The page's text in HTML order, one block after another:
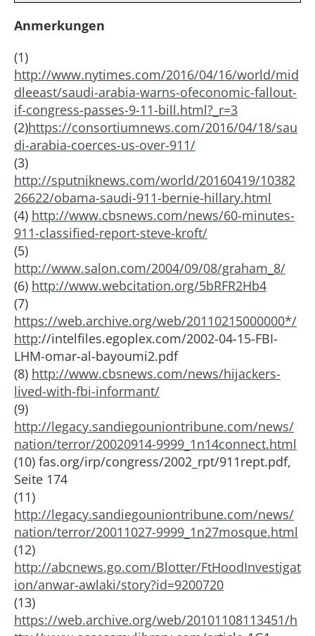
Anmerkungen
(1)
http://www.nytimes.com/2016/04/16/world/mid
dleeast/saudi-arabia-warns-ofeconomic-fallout-
if-congress-passes-9-11-bill.html?_r=3
(2)https://consortiumnews.com/2016/04/18/sau
di-arabia-coerces-us-over-911/
(3)
http://sputniknews.com/world/20160419/10382
26622/obama-saudi-911-bernie-hillary.html
(4) http://www.cbsnews.com/news/60-minutes-
911-classified-report-steve-kroft/
(5)
http://www.salon.com/2004/09/08/graham_8/
(6) http://www.webcitation.org/5bRFR2Hb4
(7)
https://web.archive.org/web/20110215000000*/
http://intelfiles.egoplex.com/2002-04-15-FBI-
LHM-omar-al-bayoumi2.pdf
(8) http://www.cbsnews.com/news/hijackers-
lived-with-fbi-informant/
(9)
http://legacy.sandiegouniontribune.com/news/
nation/terror/20020914-9999_1n14connect.html
(10) fas.org/irp/congress/2002_rpt/911rept.pdf,
Seite 174
(11)
http://legacy.sandiegouniontribune.com/news/
nation/terror/20011027-9999_1n27mosque.html
(12)
http://abcnews.go.com/Blotter/FtHoodInvestigat
ion/anwar-awlaki/story?id=9200720
(13)
https://web.archive.org/web/20101108113451/h